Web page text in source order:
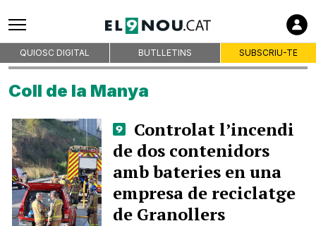
QUIOSC DIGITAL BUTLLETINS SUBSCRIU-TE
Coll de la Manya
Controlat l’incendi
de dos contenidors
amb bateries en una
empresa de reciclatge
de Granollers